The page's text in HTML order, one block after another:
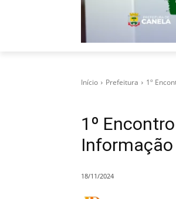
Início Prefeitura 1º
1º
18/11/2024